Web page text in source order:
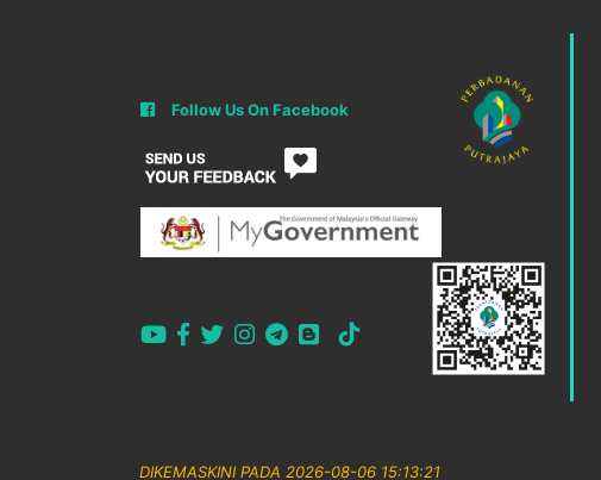
Follow Us On Facebook
DIKEMASKINI PADA 2026-08-06 15:13:21